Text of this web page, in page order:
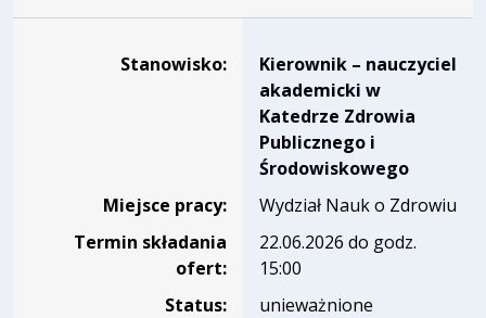
Stanowisko:
Kierownik – nauczyciel
akademicki w
Katedrze Zdrowia
Publicznego i
Środowiskowego
Miejsce pracy:
Wydział Nauk o Zdrowiu
Termin składania
ofert:
22.06.2026 do godz.
15:00
Status:
unieważnione